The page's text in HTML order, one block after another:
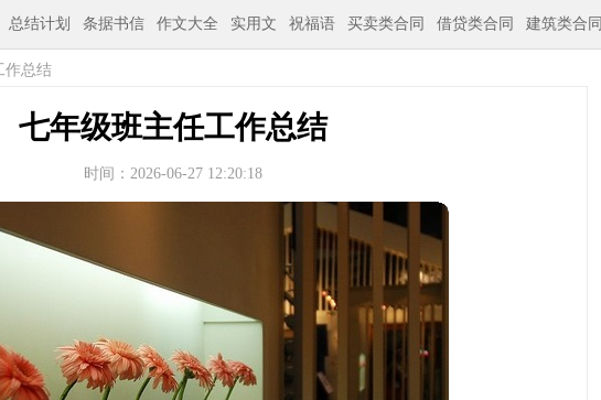
总结计划 条据书信 作文大全 实用文 祝福语 买卖类合同 借贷类合同 建筑类合同
作总结
七年级班主任工作总结
时间：2026-06-27 12:20:18